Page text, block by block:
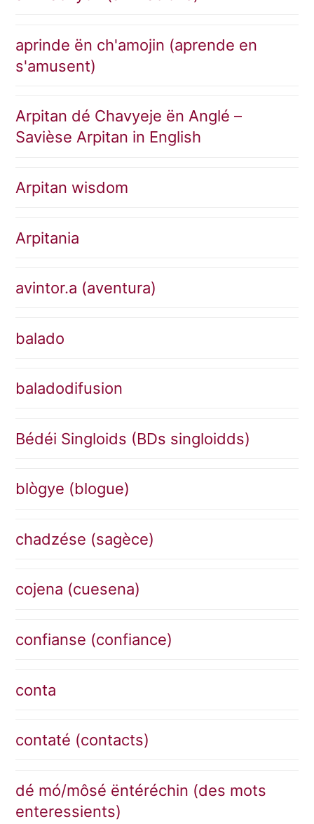
aprinde ën ch'amojin (aprende en
s'amusent)
Arpitan dé Chavyeje ën Anglé –
Savièse Arpitan in English
Arpitan wisdom
Arpitania
avintor.a (aventura)
balado
baladodifusion
Bédéi Singloids (BDs singloidds)
blògye (blogue)
chadzése (sagèce)
cojena (cuesena)
confianse (confiance)
conta
contaté (contacts)
dé mó/môsé ëntéréchin (des mots
enteressients)